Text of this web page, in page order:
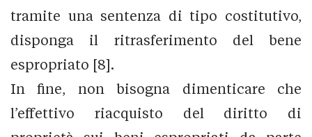
tramite una sentenza di tipo costitutivo,
disponga il ritrasferimento del bene
espropriato [8].
In fine, non bisogna dimenticare che
l’effettivo riacquisto del diritto di